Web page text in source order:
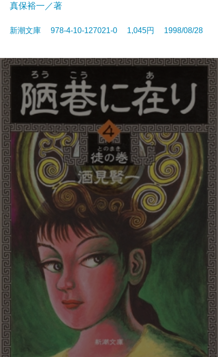
真保裕一／著
新潮文庫 978-4-10-127021-0 1,045円 1998/08/28